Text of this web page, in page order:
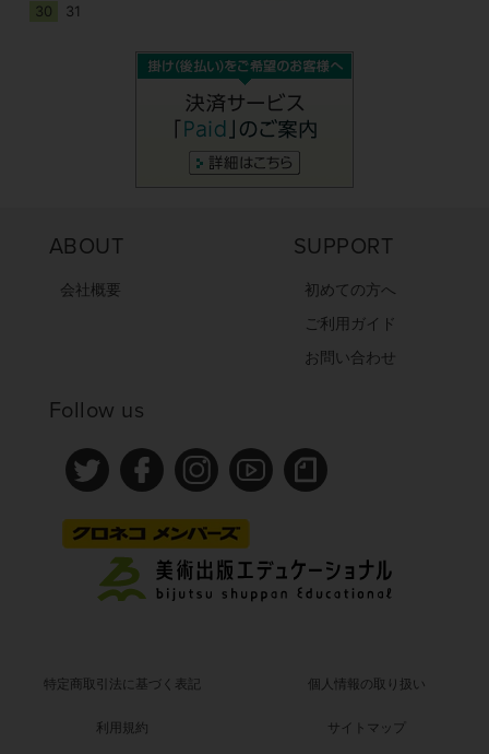
30
31
ABOUT
会社概要
SUPPORT
初めての方へ
ご利用ガイド
お問い合わせ
Follow us
特定商取引法に基づく表記 個人情報の取り扱い
利用規約 サイトマップ